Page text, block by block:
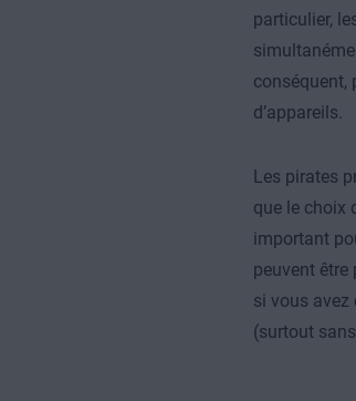
particulier,
conséquent,
d’appareils.
Les pirates
que le choix
important
peuvent
si vous avez
(surtout